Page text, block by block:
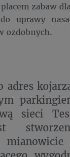
zabaw
uprawy
ozdobnych.
adres
sieci